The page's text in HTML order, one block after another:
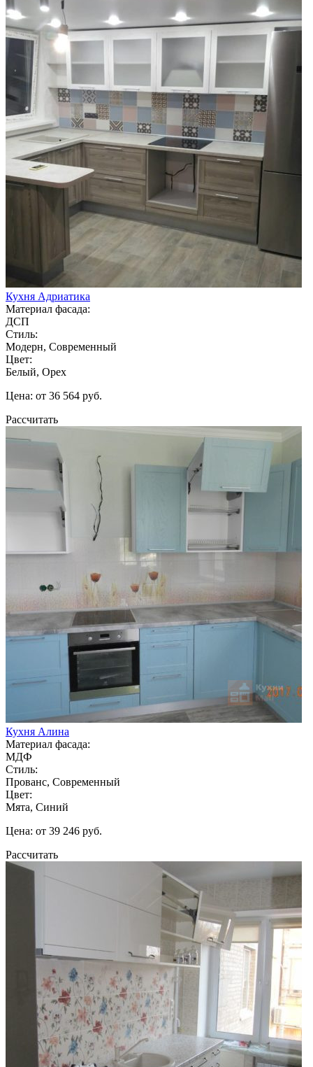
Кухня Адриатика
Материал фасада:
ДСП
Стиль:
Модерн, Современный
Цвет:
Белый, Орех
Цена: от 36 564 руб.
Рассчитать
Кухня Алина
Материал фасада:
МДФ
Стиль:
Прованс, Современный
Цвет:
Мята, Синий
Цена: от 39 246 руб.
Рассчитать